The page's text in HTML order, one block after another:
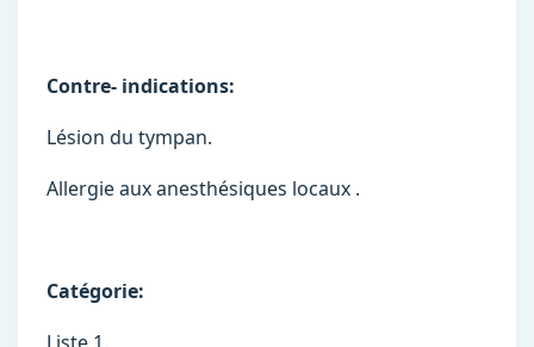
Contre- indications:
Lésion du tympan.
Allergie aux anesthésiques locaux .
Catégorie: